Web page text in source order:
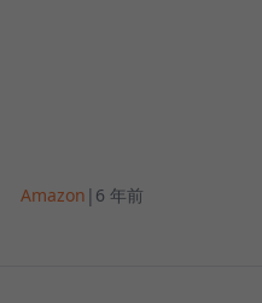
Amazon | 6 年前